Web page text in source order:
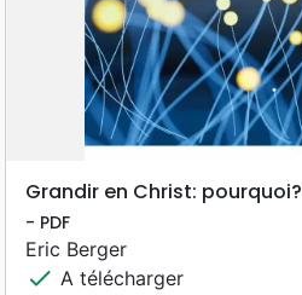
Grandir en Christ: pourquoi?
- PDF
Eric Berger
check A télécharger